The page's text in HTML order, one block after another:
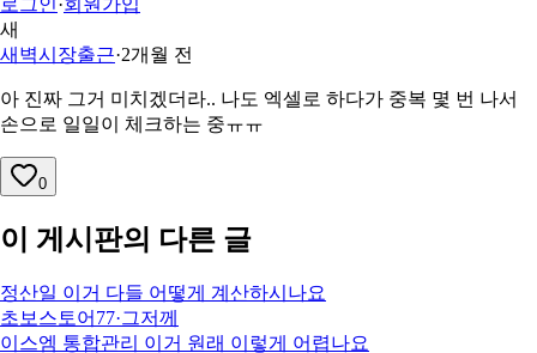
새
새벽시장출근·2개월 전
아 진짜 그거 미치겠더라.. 나도 엑셀로 하다가 중복 몇 번 나서
손으로 일일이 체크하는 중ㅠㅠ
0
이 게시판의 다른 글
정산일 이거 다들 어떻게 계산하시나요
초보스토어77·그저께
이스엠 통합관리 이거 원래 이렇게 어렵나요